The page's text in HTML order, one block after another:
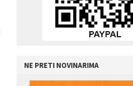
NE PRETI NOVINARIMA